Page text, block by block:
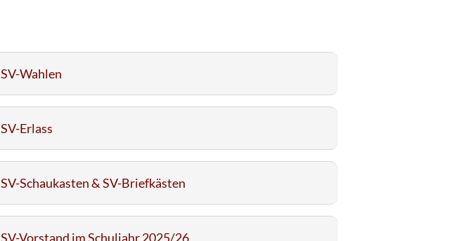
SV-Wahlen
SV-Erlass
SV-Schaukasten & SV-Briefkästen
SV-Vorstand im Schuljahr 2025/26